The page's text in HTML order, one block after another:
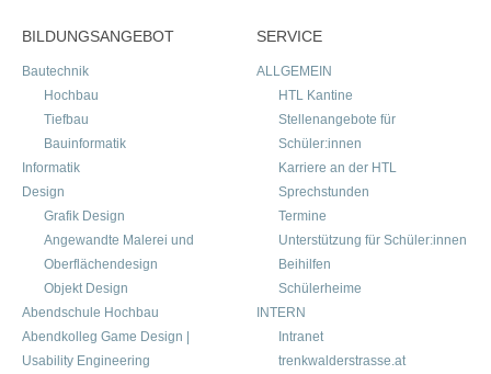
BILDUNGSANGEBOT
Bautechnik
Hochbau
Tiefbau
Bauinformatik
Informatik
Design
Grafik Design
Angewandte Malerei und
Oberflächendesign
Objekt Design
Abendschule Hochbau
Abendkolleg Game Design |
Usability Engineering
SERVICE
ALLGEMEIN
HTL Kantine
Stellenangebote für
Schüler:innen
Karriere an der HTL
Sprechstunden
Termine
Unterstützung für Schüler:innen
Beihilfen
Schülerheime
INTERN
Intranet
trenkwalderstrasse.at